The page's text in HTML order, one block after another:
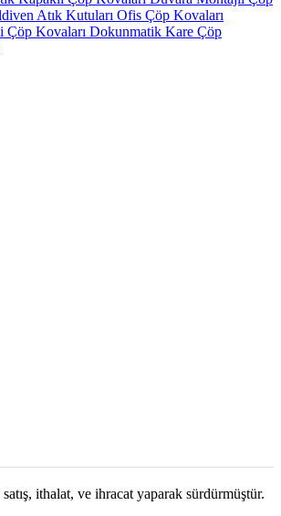
Atık Kutuları Ofis Çöp Kovaları
Çöp Kovaları Dokunmatik Kare Çöp
ithalat, ve ihracat yaparak sürdürmüştür.